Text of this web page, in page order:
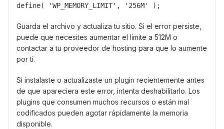
define( 'WP_MEMORY_LIMIT', '256M' );
Guarda el archivo y actualiza tu sitio. Si el error persiste,
puede que necesites aumentar el límite a 512M o
contactar a tu proveedor de hosting para que lo aumente
por ti.
Si instalaste o actualizaste un plugin recientemente antes
de que apareciera este error, intenta deshabilitarlo. Los
plugins que consumen muchos recursos o están mal
codificados pueden agotar rápidamente la memoria
disponible.